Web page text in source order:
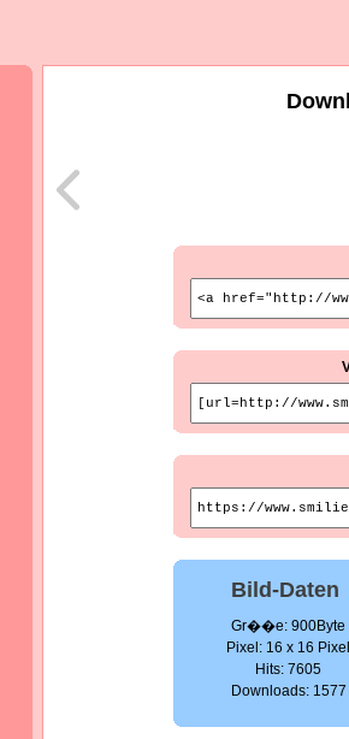
Bild-Daten
Gr��e: 900Byte
Pixel: 16 x 16
Hits: 7605
Downloads: 1577